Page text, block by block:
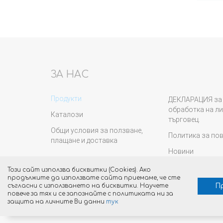
Този сайт използва бисквитки (Cookies). Ако
продължите да използвате сайта приемаме, че сте
съгласни с използването на бисквитки. Научете
повече за тях и се запознайте с политиката ни за
защита на личните Ви данни тук
ЗА НАС
Продукти
Каталози
Общи условия за ползване,
плащане и доставка
ДЕКЛАРАЦИЯ за
обработка на
търговец.
Политика за
Новини